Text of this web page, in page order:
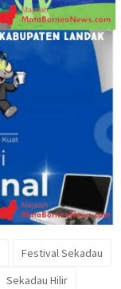
Festival Sekadau
Sekadau Hilir